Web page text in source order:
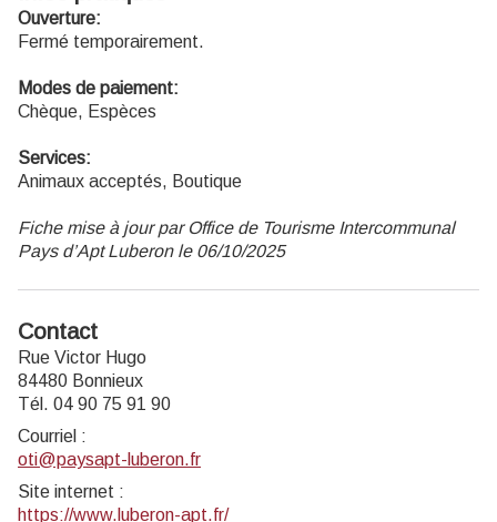
Ouverture:
Fermé temporairement.
Modes de paiement:
Chèque, Espèces
Services:
Animaux acceptés, Boutique
Fiche mise à jour par Office de Tourisme Intercommunal
Pays d’Apt Luberon le 06/10/2025
Contact
Rue Victor Hugo
84480 Bonnieux
Tél. 04 90 75 91 90
Courriel :
oti@paysapt-luberon.fr
Site internet :
https://www.luberon-apt.fr/